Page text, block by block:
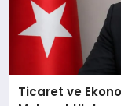
Ticaret ve